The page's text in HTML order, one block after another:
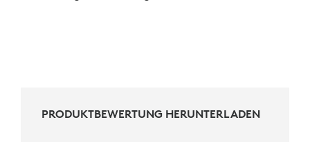
PRODUKTBEWERTUNG HERUNTERLADEN